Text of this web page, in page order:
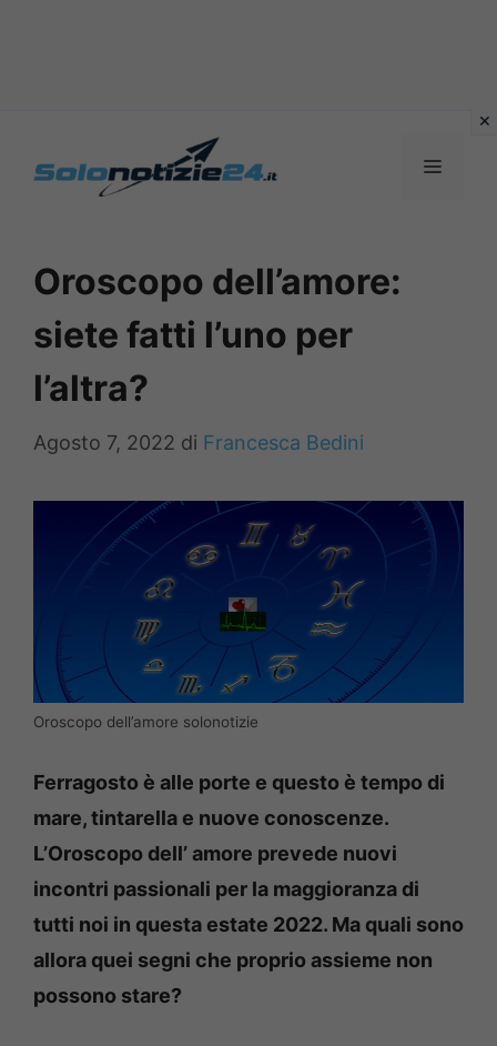
MENU
Oroscopo dell’amore:
siete fatti l’uno per
l’altra?
Agosto 7, 2022 di Francesca Bedini
Oroscopo dell’amore solonotizie
Ferragosto è alle porte e questo è tempo di
mare, tintarella e nuove conoscenze.
L’Oroscopo dell’ amore prevede nuovi
incontri passionali per la maggioranza di
tutti noi in questa estate 2022. Ma quali sono
allora quei segni che proprio assieme non
possono stare?